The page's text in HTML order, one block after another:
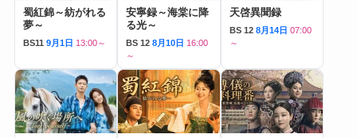
蜀紅錦～紡がれる
夢～
BS11 9月1日 13:00～
安寧録～海棠に降
る光～
BS 12 8月10日 16:00
～
天啓異聞録
BS 12 8月14日 07:00
～